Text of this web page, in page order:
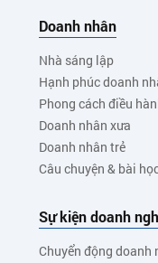
Doanh nhân
Nhà sáng lập
Hạnh phúc doanh
Phong cách điều
Doanh nhân xưa
Doanh nhân trẻ
Câu chuyện & bài
Sự kiện doanh
Chuyển động doanh